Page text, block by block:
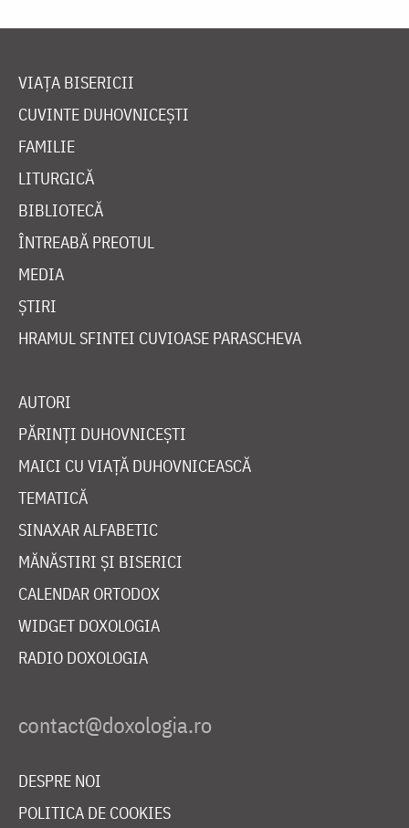
VIAȚA BISERICII
CUVINTE DUHOVNICEȘTI
FAMILIE
LITURGICĂ
BIBLIOTECĂ
ÎNTREABĂ PREOTUL
MEDIA
ȘTIRI
HRAMUL SFINTEI CUVIOASE PARASCHEVA
AUTORI
PĂRINȚI DUHOVNICEȘTI
MAICI CU VIAȚĂ DUHOVNICEASCĂ
TEMATICĂ
SINAXAR ALFABETIC
MĂNĂSTIRI ȘI BISERICI
CALENDAR ORTODOX
WIDGET DOXOLOGIA
RADIO DOXOLOGIA
DESPRE NOI
POLITICA DE COOKIES